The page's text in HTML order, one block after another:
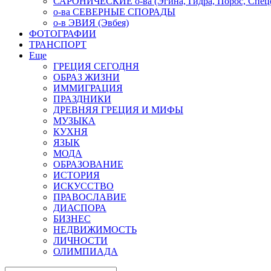
о-ва СЕВЕРНЫЕ СПОРАДЫ
о-в ЭВИЯ (Эвбея)
ФОТОГРАФИИ
ТРАНСПОРТ
Еще
ГРЕЦИЯ СЕГОДНЯ
ОБРАЗ ЖИЗНИ
ИММИГРАЦИЯ
ПРАЗДНИКИ
ДРЕВНЯЯ ГРЕЦИЯ И МИФЫ
МУЗЫКА
КУХНЯ
ЯЗЫК
МОДА
ОБРАЗОВАНИЕ
ИСТОРИЯ
ИСКУССТВО
ПРАВОСЛАВИЕ
ДИАСПОРА
БИЗНЕС
НЕДВИЖИМОСТЬ
ЛИЧНОСТИ
ОЛИМПИАДА